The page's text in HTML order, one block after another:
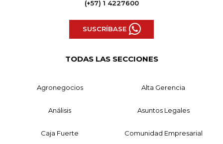
(+57) 1 4227600
SUSCRÍBASE
TODAS LAS SECCIONES
Agronegocios Alta Gerencia
Análisis Asuntos Legales
Caja Fuerte Comunidad Empresarial